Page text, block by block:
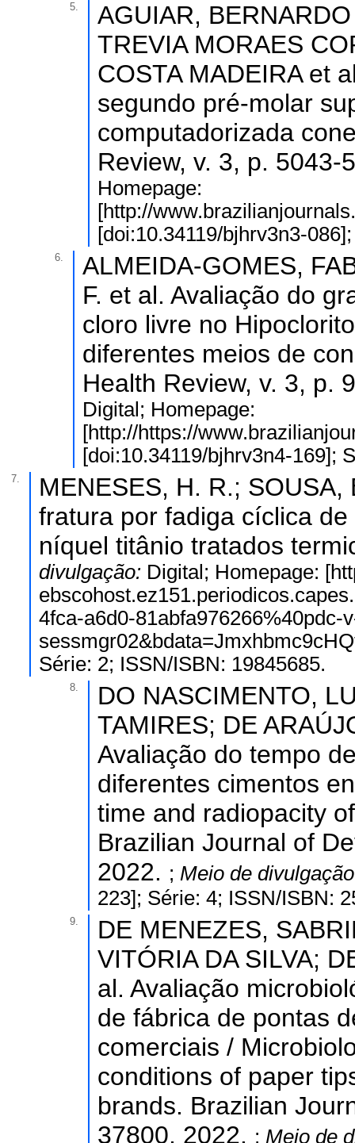
5.
AGUIAR,
TREVIA MORAES
COSTA MADEIRA et
segundo pré-molar
computadorizada
Review, v. 3, p.
Homepage:
[http://
[doi:10.34119/bjhrv3n3-
6.
ALMEIDA-GOMES,
F. et al. Avaliação do
cloro livre no
diferentes meios de
Health Review, v. 3, p.
Digital; Homepage:
[http://https://
[doi:10.34119/bjhrv3n4-169];
7.
MENESES, H. R.;
fratura por fadiga cíclica
níquel titânio tratados
divulgação: Digital; Homepage:
4fca-a6d0-81abfa976266%40pdc-
Série: 2; ISSN/ISBN: 19845685.
8.
DO NASCIMENTO,
TAMIRES; DE
Avaliação do tempo
diferentes cimentos
time and radiopacity
Brazilian Journal of
2022. ; Meio de
223]; Série: 4; ISSN/ISBN:
9.
DE MENEZES,
VITÓRIA DA SILVA;
al. Avaliação
de fábrica de pontas
comerciais /
conditions of paper
brands. Brazilian
37800, 2022. ; Meio de